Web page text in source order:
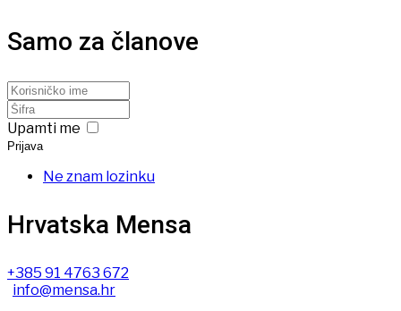
Samo za članove
Upamti me
Prijava
Ne znam lozinku
Hrvatska Mensa
+385 91 4763 672
info@mensa.hr